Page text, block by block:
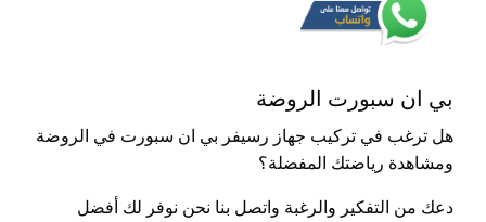
بي ان سبورت الروضة
هل ترغب في تركيب جهاز رسيفر بي ان سبورت في الروضة
ومشاهدة رياضتك المفضلة؟
دعك من التفكير والرغبة واتصل بنا نحن نوفر لك أفضل